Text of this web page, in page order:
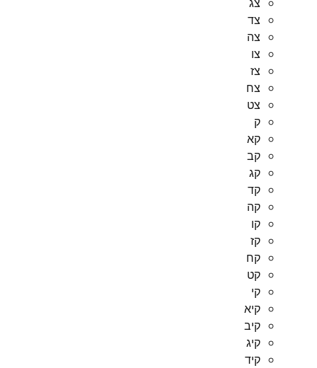
צד
צה
צו
צז
צח
צט
ק
קא
קב
קג
קד
קה
קו
קז
קח
קט
קי
קיא
קיב
קיג
קיד